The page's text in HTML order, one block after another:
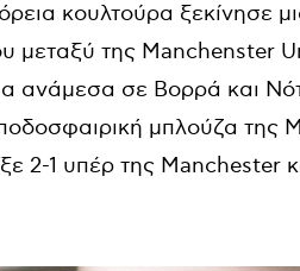
κουλτούρα ξεκίνησε
της Manchenster
ανάμεσα σε Βορρά και
μπλούζα της
2-1 υπέρ της Manchester